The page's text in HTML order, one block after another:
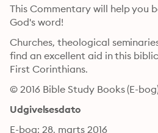
This Commentary will help you
God's word!
Churches, theological
find an excellent aid in this
First Corinthians.
© 2016 Bible Study Books (E-
Udgivelsesdato
E-bog: 28. marts 2016